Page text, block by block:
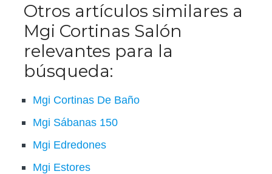
Otros artículos similares a
Mgi Cortinas Salón
relevantes para la
búsqueda:
Mgi Cortinas De Baño
Mgi Sábanas 150
Mgi Edredones
Mgi Estores